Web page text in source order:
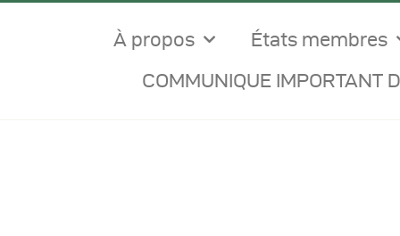
À propos États membres
COMMUNIQUE IMPORTANT